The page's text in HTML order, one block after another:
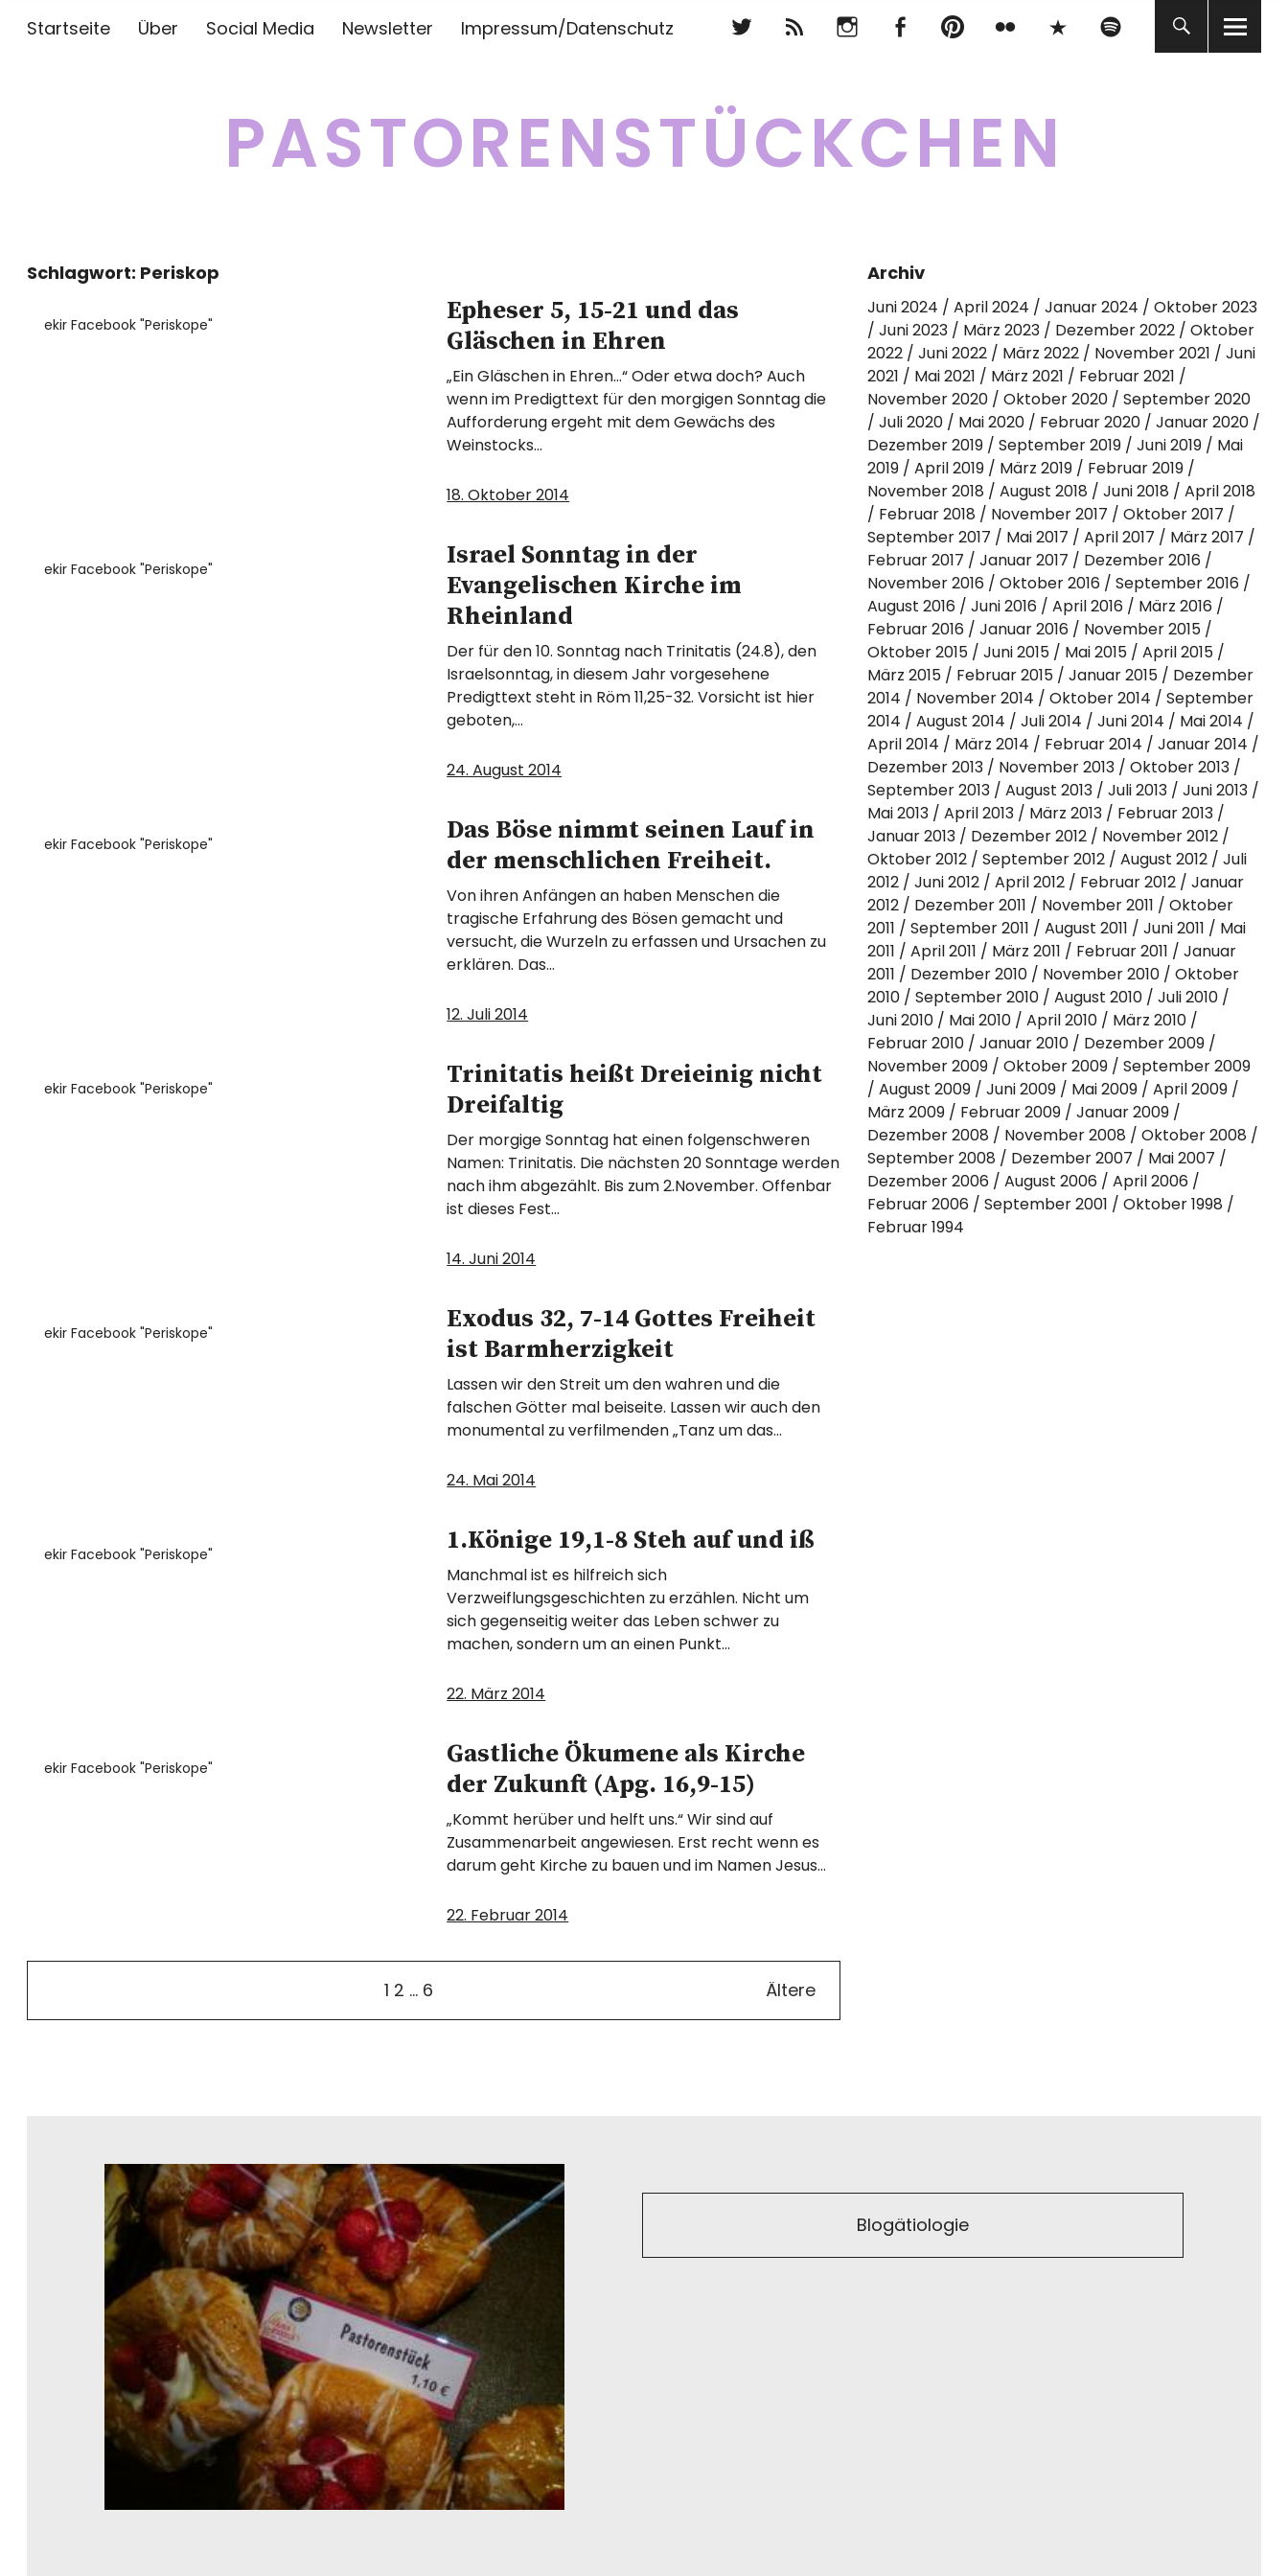
Startseite Über Social Media Newsletter Impressum/Datenschutz
PASTORENSTÜCKCHEN
InstagramFacebookpinterest Spotify
Schlagwort: Periskop
ekir Facebook "Periskope"
Epheser 5, 15-21 und das
Gläschen in Ehren
„Ein Gläschen in Ehren…“ Oder etwa doch? Auch
wenn im Predigttext für den morgigen Sonntag die
Aufforderung ergeht mit dem Gewächs des
Weinstocks…
18. Oktober 2014
ekir Facebook "Periskope"
Israel Sonntag in der
Evangelischen Kirche im
Rheinland
Der für den 10. Sonntag nach Trinitatis (24.8), den
Israelsonntag, in diesem Jahr vorgesehene
Predigttext steht in Röm 11,25-32. Vorsicht ist hier
geboten,…
24. August 2014
ekir Facebook "Periskope"
Das Böse nimmt seinen Lauf in
der menschlichen Freiheit.
Von ihren Anfängen an haben Menschen die
tragische Erfahrung des Bösen gemacht und
versucht, die Wurzeln zu erfassen und Ursachen zu
erklären. Das…
12. Juli 2014
ekir Facebook "Periskope"
Trinitatis heißt Dreieinig nicht
Dreifaltig
Der morgige Sonntag hat einen folgenschweren
Namen: Trinitatis. Die nächsten 20 Sonntage werden
nach ihm abgezählt. Bis zum 2.November. Offenbar
ist dieses Fest…
14. Juni 2014
ekir Facebook "Periskope"
Exodus 32, 7-14 Gottes Freiheit
ist Barmherzigkeit
Lassen wir den Streit um den wahren und die
falschen Götter mal beiseite. Lassen wir auch den
monumental zu verfilmenden „Tanz um das…
24. Mai 2014
ekir Facebook "Periskope" 1.Könige 19,1-8 Steh auf und iß
Manchmal ist es hilfreich sich
Verzweiflungsgeschichten zu erzählen. Nicht um
sich gegenseitig weiter das Leben schwer zu
machen, sondern um an einen Punkt…
22. März 2014
ekir Facebook "Periskope"
Gastliche Ökumene als Kirche
der Zukunft (Apg. 16,9-15)
„Kommt herüber und helft uns.“ Wir sind auf
Zusammenarbeit angewiesen. Erst recht wenn es
darum geht Kirche zu bauen und im Namen Jesus…
22. Februar 2014
1 2 … 6 Ältere
Archiv
Juni 2024 April 2024 Januar 2024
Oktober 2023
Juni 2023
März 2023 Dezember 2022
Oktober
2022
Juni 2022 März 2022 November 2021
Juni
2021
Mai 2021 März 2021
Februar 2021
November 2020
Oktober 2020
September 2020
Juli 2020
Mai 2020 Februar 2020
Januar 2020
Dezember 2019
September 2019 Juni 2019
Mai
2019
April 2019 März 2019
Februar 2019
November 2018
August 2018 Juni 2018
April 2018
Februar 2018
November 2017
Oktober 2017
September 2017
Mai 2017 April 2017
März 2017
Februar 2017
Januar 2017
Dezember 2016
November 2016
Oktober 2016
September 2016
August 2016
Juni 2016 April 2016
März 2016
Februar 2016
Januar 2016
November 2015
Oktober 2015
Juni 2015 Mai 2015
April 2015
März 2015
Februar 2015 Januar 2015
Dezember
2014
November 2014 Oktober 2014
September
2014
August 2014 Juli 2014 Juni 2014
Mai 2014
April 2014
März 2014 Februar 2014
Januar 2014
Dezember 2013
November 2013
Oktober 2013
September 2013
August 2013 Juli 2013
Juni 2013
Mai 2013
April 2013 März 2013
Februar 2013
Januar 2013
Dezember 2012
November 2012
Oktober 2012
September 2012 August 2012
Juli
2012
Juni 2012 April 2012 Februar 2012
Januar
2012
Dezember 2011 November 2011
Oktober
2011
September 2011 August 2011 Juni 2011
Mai
2011
April 2011 März 2011 Februar 2011
Januar
2011
Dezember 2010 November 2010
Oktober
2010
September 2010 August 2010
Juli 2010
Juni 2010
Mai 2010 April 2010
März 2010
Februar 2010
Januar 2010
Dezember 2009
November 2009
Oktober 2009
September 2009
August 2009
Juni 2009 Mai 2009
April 2009
März 2009
Februar 2009
Januar 2009
Dezember 2008
November 2008
Oktober 2008
September 2008
Dezember 2007
Mai 2007
Dezember 2006
August 2006
April 2006
Februar 2006
September 2001
Oktober 1998
Februar 1994
Blogätiologie